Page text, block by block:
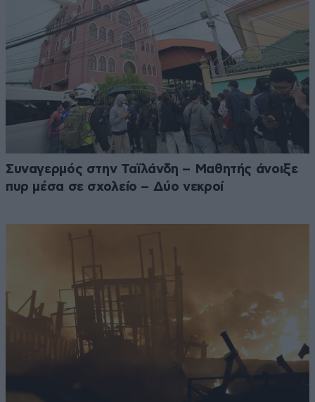
Συναγερμός στην Ταϊλάνδη – Μαθητής άνοιξε
πυρ μέσα σε σχολείο – Δύο νεκροί